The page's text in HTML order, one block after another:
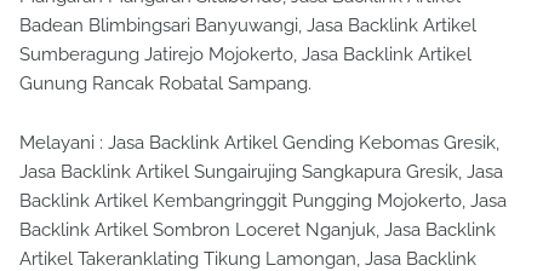
Badean Blimbingsari Banyuwangi, Jasa Backlink Artikel
Sumberagung Jatirejo Mojokerto, Jasa Backlink Artikel
Gunung Rancak Robatal Sampang.
Melayani : Jasa Backlink Artikel Gending Kebomas Gresik,
Jasa Backlink Artikel Sungairujing Sangkapura Gresik, Jasa
Backlink Artikel Kembangringgit Pungging Mojokerto, Jasa
Backlink Artikel Sombron Loceret Nganjuk, Jasa Backlink
Artikel Takeranklating Tikung Lamongan, Jasa Backlink